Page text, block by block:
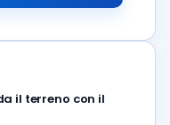
il terreno con il